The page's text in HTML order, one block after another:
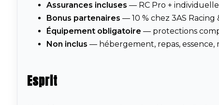
Assurances incluses — RC Pro +
Bonus partenaires — 10 % chez 3AS
Équipement obligatoire — protections
Non inclus — hébergement, repas, essence,
Esprit